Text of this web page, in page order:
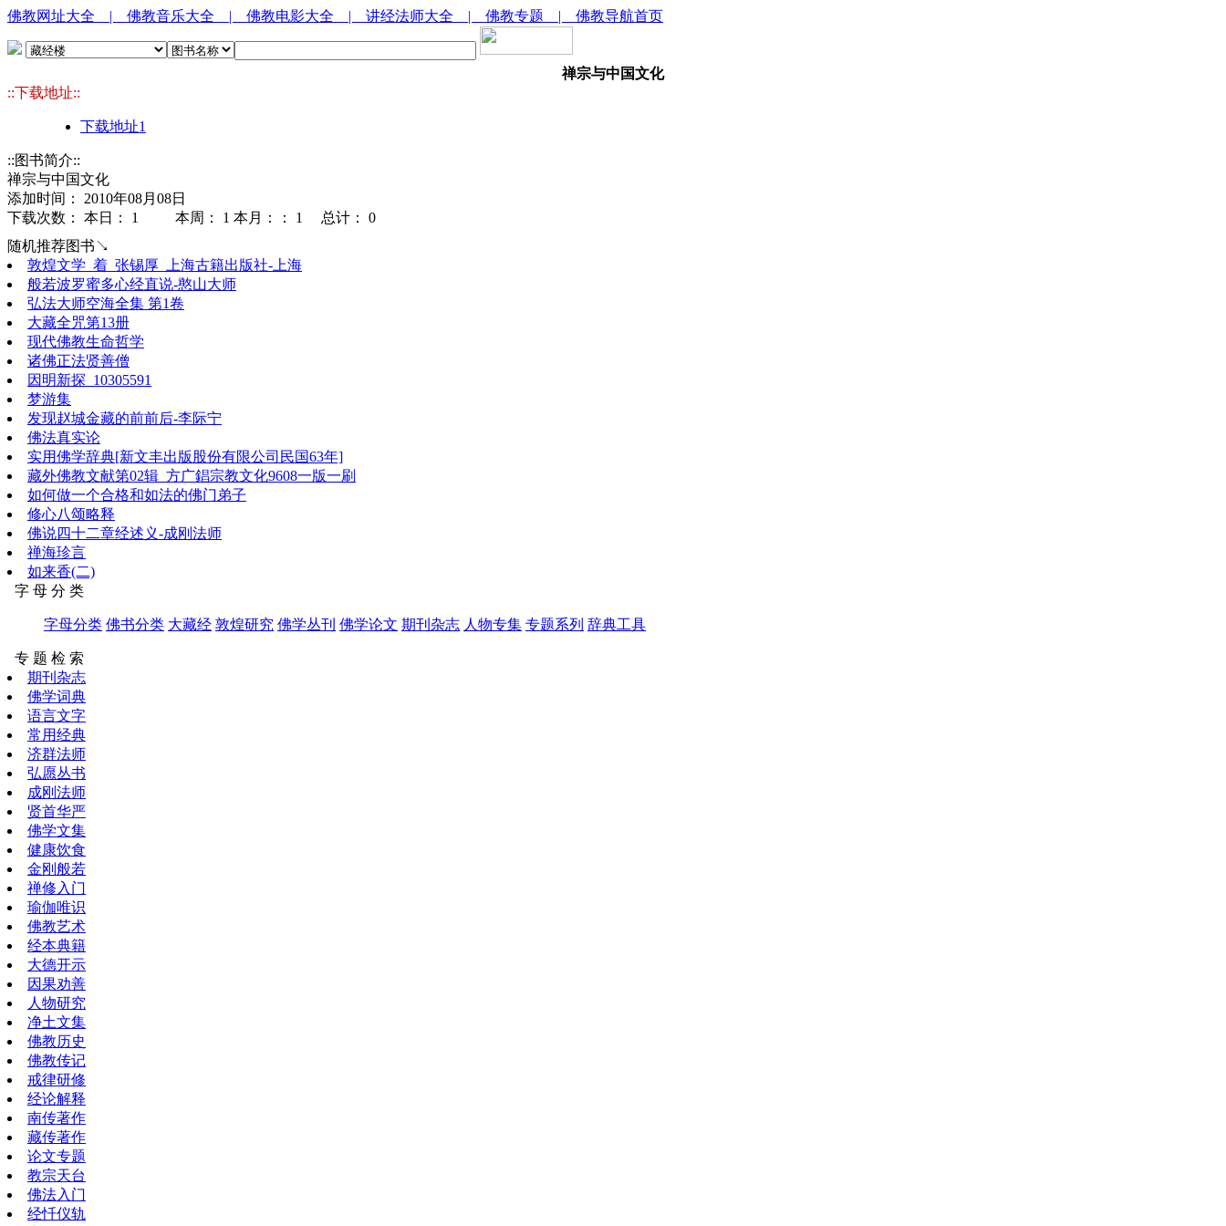
佛教网址大全 | 佛教音乐大全 | 佛教电影大全 | 讲经法师大全 | 佛教专题 | 佛教导航首页
禅宗与中国文化
::下载地址::
下载地址1
::图书简介::
禅宗与中国文化
添加时间： 2010年08月08日
下载次数： 本日： 1 本周： 1 本月：： 1 总计： 0
随机推荐图书↘
敦煌文学_着_张锡厚_上海古籍出版社-上海
般若波罗蜜多心经直说-憨山大师
弘法大师空海全集 第1卷
大藏全咒第13册
现代佛教生命哲学
诸佛正法贤善僧
因明新探_10305591
梦游集
发现赵城金藏的前前后-李际宁
佛法真实论
实用佛学辞典[新文丰出版股份有限公司民国63年]
藏外佛教文献第02辑_方广錩宗教文化9608一版一刷
如何做一个合格和如法的佛门弟子
修心八颂略释
佛说四十二章经述义-成刚法师
禅海珍言
如来香(二)
字 母 分 类
字母分类 佛书分类 大藏经 敦煌研究 佛学丛刊 佛学论文 期刊杂志 人物专集 专题系列 辞典工具
专 题 检 索
期刊杂志
佛学词典
语言文字
常用经典
济群法师
弘愿丛书
成刚法师
贤首华严
佛学文集
健康饮食
金刚般若
禅修入门
瑜伽唯识
佛教艺术
经本典籍
大德开示
因果劝善
人物研究
净土文集
佛教历史
佛教传记
戒律研修
经论解释
南传著作
藏传著作
论文专题
教宗天台
佛法入门
经忏仪轨